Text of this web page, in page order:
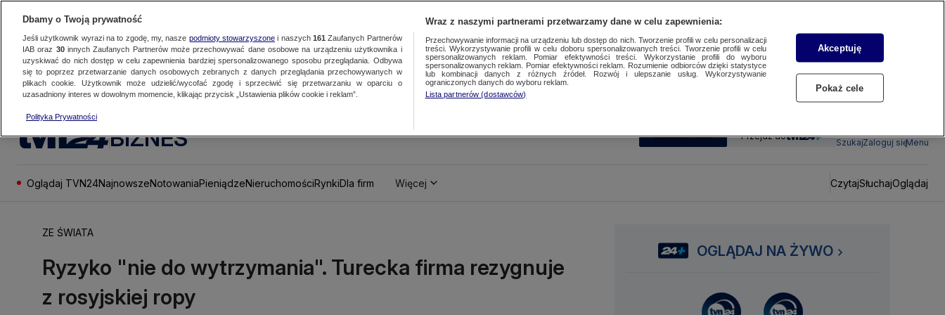
BIZNES SUBSKRYBUJ Przejdź do
SzukajZaloguj sięMenu
Oglądaj TVN24NajnowszeNotowaniaPieniądzeNieruchomościRynkiDla firm Więcej CzytajSłuchajOglądaj
ZE ŚWIATA
Ryzyko "nie do wytrzymania". Turecka firma rezygnuje
z rosyjskiej ropy
OGLĄDAJ NA ŻYWO
Dbamy o Twoją prywatność
Jeśli użytkownik wyrazi na to zgodę, my, nasze podmioty stowarzyszonei naszych 161 Zaufanych Partnerów
IAB oraz 30innych Zaufanych Partnerów może przechowywać dane osobowe na urządzeniu użytkownika i
uzyskiwać do nich dostęp w celu zapewnienia bardziej spersonalizowanego sposobu przeglądania. Odbywa
się to poprzez przetwarzanie danych osobowych zebranych z danych przeglądania przechowywanych w
plikach cookie. Użytkownik może udzielić/wycofać zgodę i sprzeciwić się przetwarzaniu w oparciu o
uzasadniony interes w dowolnym momencie, klikając przycisk „Ustawienia plików cookie i reklam”.
Polityka Prywatności
Wraz z naszymi partnerami przetwarzamy dane w celu zapewnienia:
Przechowywanie informacji na urządzeniu lub dostęp do nich. Tworzenie profili w celu personalizacji
treści. Wykorzystywanie profili w celu doboru spersonalizowanych treści. Tworzenie profili w celu
spersonalizowanych reklam. Pomiar efektywności treści. Wykorzystanie profili do wyboru
spersonalizowanych reklam. Pomiar efektywności reklam. Rozumienie odbiorców dzięki statystyce
lub kombinacji danych z różnych źródeł. Rozwój i ulepszanie usług. Wykorzystywanie
ograniczonych danych do wyboru reklam.
Lista partnerów (dostawców)
Akceptuję
Pokaż cele